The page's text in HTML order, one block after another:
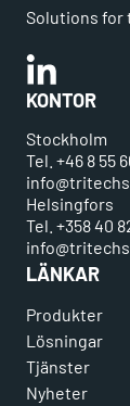
Solutions for
Linkedin
KONTOR
Stockholm
Tel. +46 8 55
Helsingfors
Tel. +358 40
LÄNKAR
Produkter
Lösningar
Tjänster
Nyheter